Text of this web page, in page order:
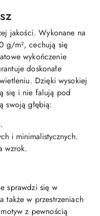
jakości. Wykonane na
g/m², cechują się
wykończenie
doskonałe
Dzięki wysokiej
się i nie falują pod
swoją głębią:
i minimalistycznych.
wzrok.
sprawdzi się w
także w przestrzeniach
z pewnością